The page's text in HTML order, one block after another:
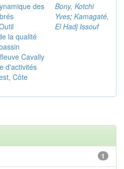
des
la qualité
Cavally
d'activités
Côte
Bony, Kotchi
Yves; Kamagaté,
El Hadj Issouf
1